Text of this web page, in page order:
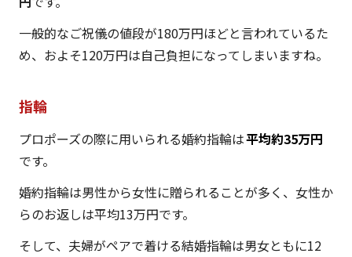
一般的なご祝儀の値段が180万円ほどと言われているた
め、およそ120万円は自己負担になってしまいますね。
指輪
プロポーズの際に用いられる婚約指輪は平均約35万円
です。
婚約指輪は男性から女性に贈られることが多く、女性か
らのお返しは平均13万円です。
そして、夫婦がペアで着ける結婚指輪は男女ともに12